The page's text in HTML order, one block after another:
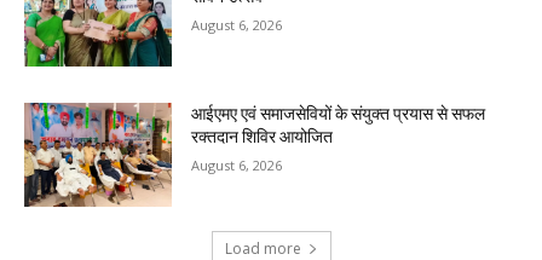
August 6, 2026
आईएमए एवं समाजसेवियों के संयुक्त प्रयास से सफल
रक्तदान शिविर आयोजित
August 6, 2026
Load more